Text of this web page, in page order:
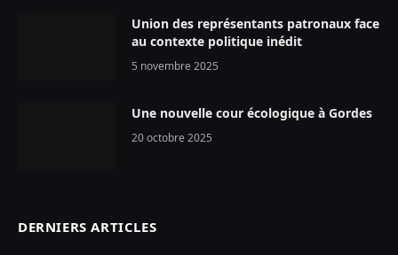
Union des représentants patronaux face
au contexte politique inédit
5 novembre 2025
Une nouvelle cour écologique à Gordes
20 octobre 2025
DERNIERS ARTICLES